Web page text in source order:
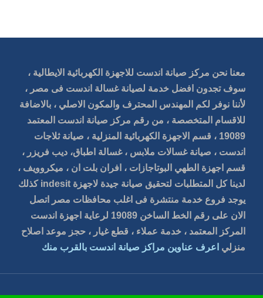
معنا نحن مركز صيانة اندست للاجهزة الكهربائية الايطالية ،
سوف تجدون افضل خدمة لصيانة غسالة اندست فى مصر ،
لأننا نوفر لكم المهندس المحترف والمكون الاصلي ، بالاضافة
للاقسام المتخصصة ، من رقم مركز صيانة اندست المعتمد
19089 ، قسم الاجهزة الكهربائية المنزلية ، صيانة ثلاجات
اندست ، صيانة غسالات ملابس ، غسالة اطباق، ديب فريزر ،
قسم اجهزة الطهي البوتاجازات ، افران بلت ان ، ميكروويف ،
لدينا كل المتطلبات لتحقيق صيانة جيدة لاجهزة indesit كذلك
يوجد فروع خدمة منتشرة فى اغلب محافظات مصر اتصل
الان على رقم الخط الساخن 19089 لرعاية اجهزة اندست
المركز المعتمد ، خدمة عملاء ، قطع غيار ، حجز موعد اصلاح
منزلي اعرف عناوين مراكز صيانة اندست بالقرب منك